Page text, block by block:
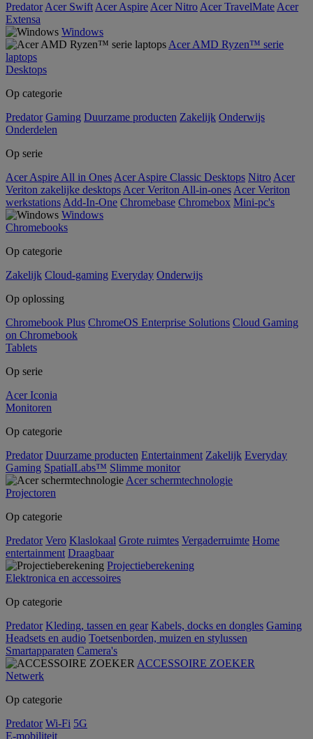
Predator Acer Swift Acer Aspire Acer Nitro Acer TravelMate Acer
Extensa
Windows
Acer AMD Ryzen™ serie
laptops
Desktops
Op categorie
Predator Gaming Duurzame producten Zakelijk Onderwijs
Onderdelen
Op serie
Acer Aspire All in Ones Acer Aspire Classic Desktops Nitro Acer
Veriton zakelijke desktops Acer Veriton All-in-ones Acer Veriton
werkstations Add-In-One Chromebase Chromebox Mini-pc's
Windows
Chromebooks
Op categorie
Zakelijk Cloud-gaming Everyday Onderwijs
Op oplossing
Chromebook Plus ChromeOS Enterprise Solutions Cloud Gaming
on Chromebook
Tablets
Op serie
Acer Iconia
Monitoren
Op categorie
Predator Duurzame producten Entertainment Zakelijk Everyday
Gaming SpatialLabs™ Slimme monitor
Acer schermtechnologie
Projectoren
Op categorie
Predator Vero Klaslokaal Grote ruimtes Vergaderruimte Home
entertainment Draagbaar
Projectieberekening
Elektronica en accessoires
Op categorie
Predator Kleding, tassen en gear Kabels, docks en dongles Gaming
Headsets en audio Toetsenborden, muizen en stylussen
Smartapparaten Camera's
ACCESSOIRE ZOEKER
Netwerk
Op categorie
Predator Wi-Fi 5G
E-mobiliteit